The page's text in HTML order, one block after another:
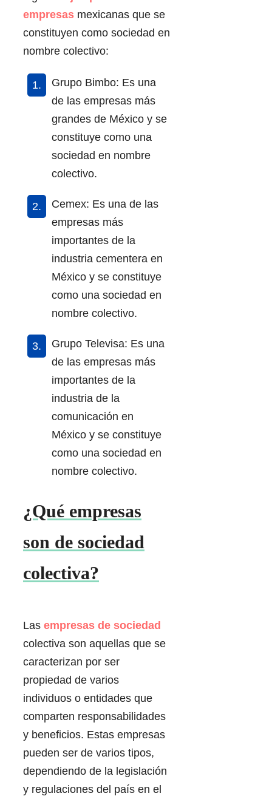
empresas mexicanas que se
constituyen como sociedad en
nombre colectivo:
Grupo Bimbo: Es una
de las empresas más
grandes de México y se
constituye como una
sociedad en nombre
colectivo.
Cemex: Es una de las
empresas más
importantes de la
industria cementera en
México y se constituye
como una sociedad en
nombre colectivo.
Grupo Televisa: Es una
de las empresas más
importantes de la
industria de la
comunicación en
México y se constituye
como una sociedad en
nombre colectivo.
¿Qué empresas
son de sociedad
colectiva?
Las empresas de sociedad
colectiva son aquellas que se
caracterizan por ser
propiedad de varios
individuos o entidades que
comparten responsabilidades
y beneficios. Estas empresas
pueden ser de varios tipos,
dependiendo de la legislación
y regulaciones del país en el